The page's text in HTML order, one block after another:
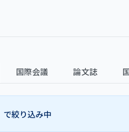
国際会議 論文誌
で絞り込み中